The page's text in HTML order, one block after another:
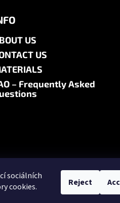
sociálních
cookies.
Reject
US
US
– Frequently Asked